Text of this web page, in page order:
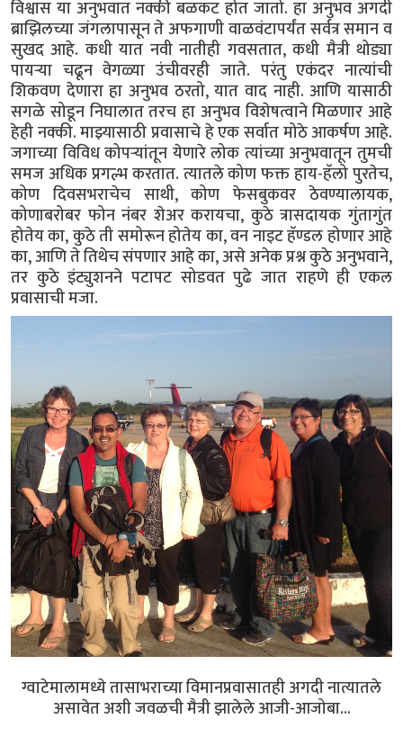
विश्वास या अनुभवात नक्की बळकट होत जातो. हा अनुभव अगदी
ब्राझिलच्या जंगलापासून ते अफगाणी वाळवंटापर्यंत सर्वत्र समान व
सुखद आहे. कधी यात नवी नातीही गवसतात, कधी मैत्री थोड्या
पायऱ्या चढून वेगळ्या उंचीवरही जाते. परंतु एकंदर नात्यांची
शिकवण देणारा हा अनुभव ठरतो, यात वाद नाही. आणि यासाठी
सगळे सोडून निघालात तरच हा अनुभव विशेषत्वाने मिळणार आहे
हेही नक्की. माझ्यासाठी प्रवासाचे हे एक सर्वात मोठे आकर्षण आहे.
जगाच्या विविध कोपऱ्यांतून येणारे लोक त्यांच्या अनुभवातून तुमची
समज अधिक प्रगल्भ करतात. त्यातले कोण फक्त हाय-हॅलो पुरतेच,
कोण दिवसभराचेच साथी, कोण फेसबुकवर ठेवण्यालायक,
कोणाबरोबर फोन नंबर शेअर करायचा, कुठे त्रासदायक गुंतागुंत
होतेय का, कुठे ती समोरून होतेय का, वन नाइट हॅण्डल होणार आहे
का, आणि ते तिथेच संपणार आहे का, असे अनेक प्रश्न कुठे अनुभवाने,
तर कुठे इंट्युशनने पटापट सोडवत पुढे जात राहणे ही एकल
प्रवासाची मजा.
ग्वाटेमालामध्ये तासाभराच्या विमानप्रवासातही अगदी नात्यातले
असावेत अशी जवळची मैत्री झालेले आजी-आजोबा...